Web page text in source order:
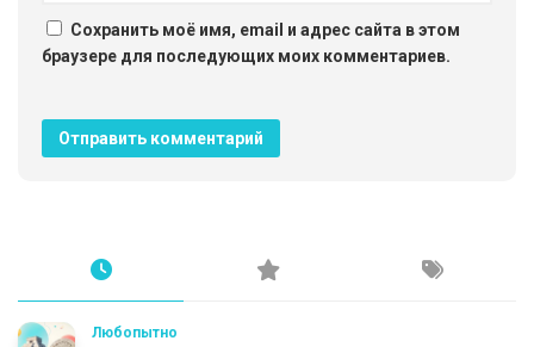
Сохранить моё имя, email и адрес сайта в этом
браузере для последующих моих комментариев.
Любопытно